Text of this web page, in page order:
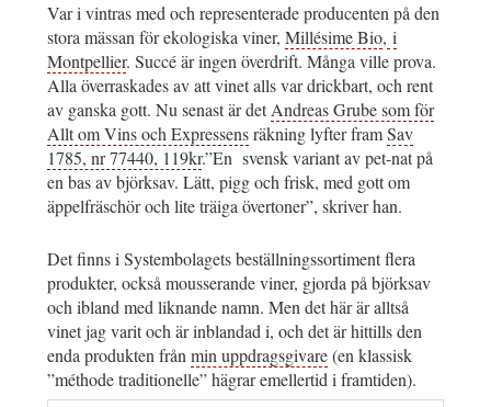
Var i vintras med och representerade producenten på den
stora mässan för ekologiska viner, Millésime Bio, i
Montpellier. Succé är ingen överdrift. Många ville prova.
Alla överraskades av att vinet alls var drickbart, och rent
av ganska gott. Nu senast är detAndreas Grube som för
Allt om Vins och Expressensräkning lyfter framSav
1785, nr 77440, 119kr.”En svensk variant av pet-nat på
en bas av björksav. Lätt, pigg och frisk, med gott om
äppelfräschör och lite träiga övertoner”, skriver han.
Det finns i Systembolagets beställningssortiment flera
produkter, också mousserande viner, gjorda på björksav
och ibland med liknande namn. Men det här är alltså
vinet jag varit och är inblandad i, och det är hittills den
enda produkten frånmin uppdragsgivare(en klassisk
”méthode traditionelle” hägrar emellertid i framtiden).